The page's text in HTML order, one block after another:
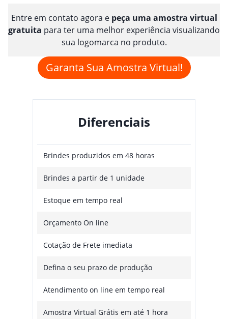
Entre em contato agora e peça uma amostra virtual
gratuita para ter uma melhor experiência visualizando
sua logomarca no produto.
Garanta Sua Amostra Virtual!
Diferenciais
Brindes produzidos em 48 horas
Brindes a partir de 1 unidade
Estoque em tempo real
Orçamento On line
Cotação de Frete imediata
Defina o seu prazo de produção
Atendimento on line em tempo real
Amostra Virtual Grátis em até 1 hora